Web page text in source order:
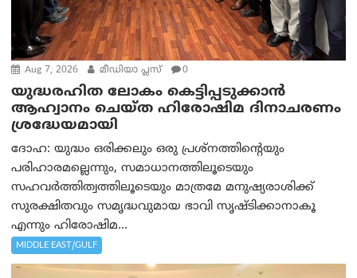
Aug 7, 2026 മീഡിയാ പ്ലസ് 0
യുദ്ധരഹിത ലോകം കെട്ടിപ്പടുക്കാന്‍
ആഹ്വാനം ചെയ്ത ഹിരോഷിമ ദിനാചരണം
ശ്രദ്ധേയമായി
ദോഹ: യുദ്ധം ഒരിക്കലും ഒരു പ്രശ്‌നത്തിന്റെയും
പരിഹാരമല്ലെന്നും, സമാധാനത്തിലൂടെയും
സഹവര്‍ത്തിത്വത്തിലൂടെയും മാത്രമേ മനുഷ്യരാശിക്ക്
സുരക്ഷിതവും സമൃദ്ധവുമായ ഭാവി സൃഷ്ടിക്കാനാകൂ
എന്നും ഹിരോഷിമ...
MIDDLE EAST/GULF